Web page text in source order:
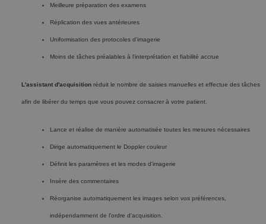
Meilleure préparation des examens
Réplication des vues antérieures
Uniformisation des protocoles d'imagerie
Moins de tâches préalables à l'interprétation et fiabilité accrue
L'assistant d'acquisition réduit le nombre de saisies manuelles et effectue des tâches
afin de libérer du temps que vous pouvez consacrer à votre patient.
Lance et réalise de manière automatisée toutes les mesures nécessaires
Dirige automatiquement le Doppler couleur
Définit les paramètres et les modes d'imagerie
Insère des commentaires
Réorganise automatiquement les images selon vos préférences,
indépendamment de l'ordre d'acquisition.